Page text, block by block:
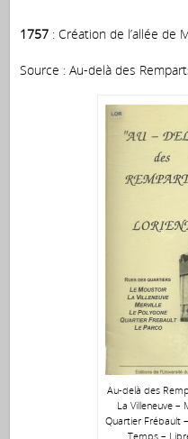
1757: Création de l’allée de
Source : Au-delà des
Au-delà des
La Villeneuve –
Quartier Frébault
Temps –